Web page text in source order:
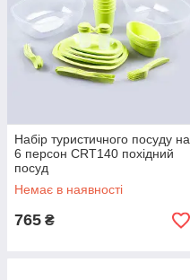
Набір туристичного посуду на
6 персон CRT140 похідний
посуд
Немає в наявності
765 ₴